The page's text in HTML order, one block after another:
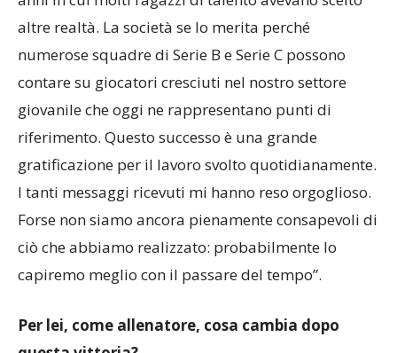
anni in cui molti ragazzi di talento avevano scelto
altre realtà. La società se lo merita perché
numerose squadre di Serie B e Serie C possono
contare su giocatori cresciuti nel nostro settore
giovanile che oggi ne rappresentano punti di
riferimento. Questo successo è una grande
gratificazione per il lavoro svolto quotidianamente.
I tanti messaggi ricevuti mi hanno reso orgoglioso.
Forse non siamo ancora pienamente consapevoli di
ciò che abbiamo realizzato: probabilmente lo
capiremo meglio con il passare del tempo”.
Per lei, come allenatore, cosa cambia dopo